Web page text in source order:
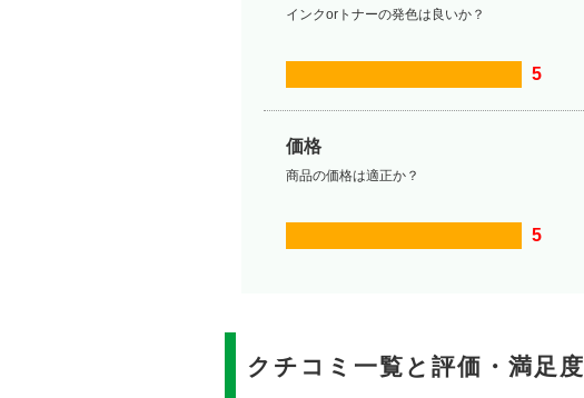
インクorトナーの発色は良いか？
5
価格
商品の価格は適正か？
5
クチコミ一覧と評価・満足度